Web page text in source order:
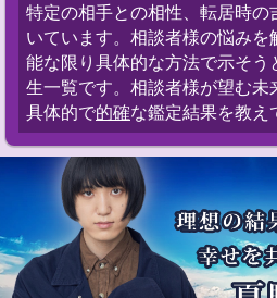
特定の相手との相性、転居時の
いています。相談者様の悩み
能な限り具体的な方法で示そ
生一覧です。相談者様が望む未
具体的で的確な鑑定結果を教え